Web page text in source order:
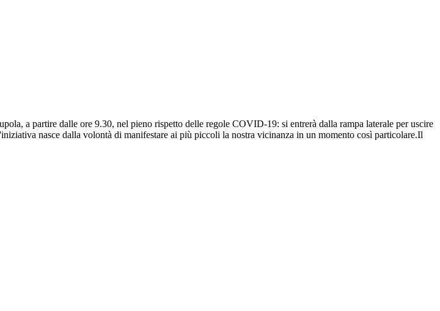
a partire dalle ore 9.30, nel pieno rispetto delle regole COVID-19: si entrerà dalla rampa laterale per uscire
nasce dalla volontà di manifestare ai più piccoli la nostra vicinanza in un momento così particolare.Il